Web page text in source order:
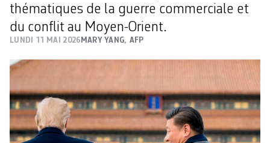
thématiques de la guerre commerciale et
du conflit au Moyen-Orient.
LUNDI 11 MAI 2026 MARY YANG, AFP